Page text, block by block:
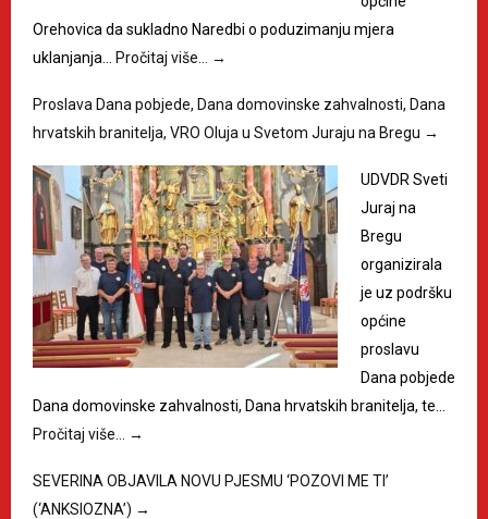
Orehovica da sukladno Naredbi o poduzimanju mjera
uklanjanja… Pročitaj više… →
Proslava Dana pobjede, Dana domovinske zahvalnosti, Dana
hrvatskih branitelja, VRO Oluja u Svetom Juraju na Bregu →
UDVDR Sveti
Juraj na
Bregu
organizirala
je uz podršku
općine
proslavu
Dana pobjede
Dana domovinske zahvalnosti, Dana hrvatskih branitelja, te…
Pročitaj više…
→
SEVERINA OBJAVILA NOVU PJESMU ‘POZOVI ME TI’
(‘ANKSIOZNA’) →